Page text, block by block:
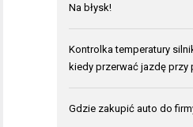
Na błysk!
Kontrolka temperatury
kiedy przerwać jazdę przy
Gdzie zakupić auto do